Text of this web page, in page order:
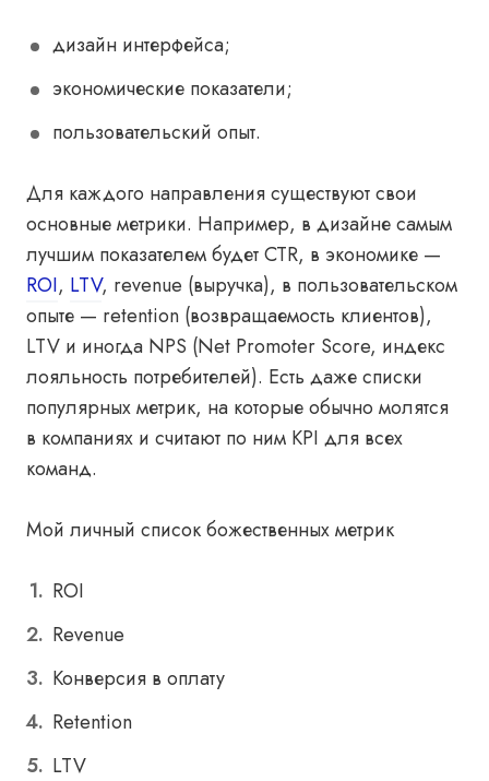
дизайн интерфейса;
экономические показатели;
пользовательский опыт.
Для каждого направления существуют свои
основные метрики. Например, в дизайне самым
лучшим показателем будет CTR, в экономике —
ROI, LTV, revenue (выручка), в пользовательском
опыте — retention (возвращаемость клиентов),
LTV и иногда NPS (Net Promoter Score, индекс
лояльность потребителей). Есть даже списки
популярных метрик, на которые обычно молятся
в компаниях и считают по ним KPI для всех
команд.
Мой личный список божественных метрик
ROI
Revenue
Конверсия в оплату
Retention
LTV